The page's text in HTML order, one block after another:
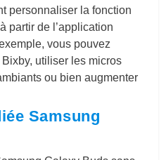
personnaliser la fonction
partir de l’application
vous pouvez
Bixby, utiliser les micros
ou bien augmenter
Samsung